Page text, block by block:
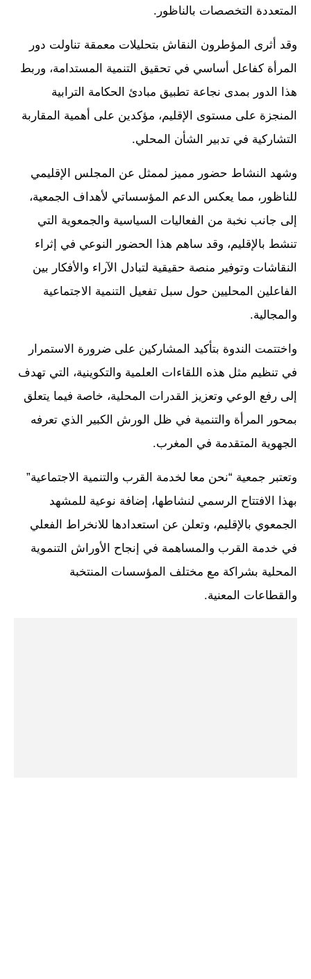
المتعددة التخصصات بالناظور.
وقد أثرى المؤطرون النقاش بتحليلات معمقة تناولت دور
المرأة كفاعل أساسي في تحقيق التنمية المستدامة، وربط
هذا الدور بمدى نجاعة تطبيق مبادئ الحكامة الترابية
المنجزة على مستوى الإقليم، مؤكدين على أهمية المقاربة
التشاركية في تدبير الشأن المحلي.
وشهد النشاط حضور مميز لممثل عن المجلس الإقليمي
للناظور، مما يعكس الدعم المؤسساتي لأهداف الجمعية،
إلى جانب نخبة من الفعاليات السياسية والجمعوية التي
تنشط بالإقليم، وقد ساهم هذا الحضور النوعي في إثراء
النقاشات وتوفير منصة حقيقية لتبادل الآراء والأفكار بين
الفاعلين المحليين حول سبل تفعيل التنمية الاجتماعية
والمجالية.
واختتمت الندوة بتأكيد المشاركين على ضرورة الاستمرار
في تنظيم مثل هذه اللقاءات العلمية والتكوينية، التي تهدف
إلى رفع الوعي وتعزيز القدرات المحلية، خاصة فيما يتعلق
بمحور المرأة والتنمية في ظل الورش الكبير الذي تعرفه
الجهوية المتقدمة في المغرب.
وتعتبر جمعية “نحن معا لخدمة القرب والتنمية الاجتماعية”
بهذا الافتتاح الرسمي لنشاطها، إضافة نوعية للمشهد
الجمعوي بالإقليم، وتعلن عن استعدادها للانخراط الفعلي
في خدمة القرب والمساهمة في إنجاح الأوراش التنموية
المحلية بشراكة مع مختلف المؤسسات المنتخبة
والقطاعات المعنية.